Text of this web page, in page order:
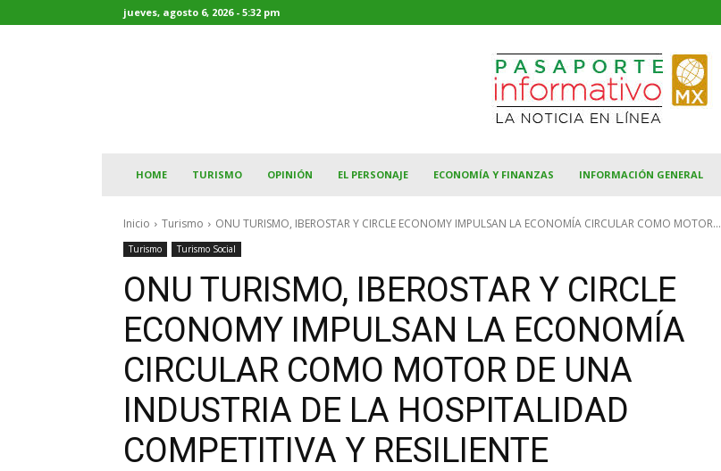
jueves, agosto 6, 2026 - 5:32 pm
HOME TURISMO OPINIÓN EL PERSONAJE ECONOMÍA Y FINANZAS INFORMACIÓN GENERAL
Inicio Turismo ONU TURISMO, IBEROSTAR Y CIRCLE ECONOMY IMPULSAN LA ECONOMÍA CIRCULAR COMO MOTOR...
Turismo Turismo Social
ONU TURISMO, IBEROSTAR Y CIRCLE
ECONOMY IMPULSAN LA ECONOMÍA
CIRCULAR COMO MOTOR DE UNA
INDUSTRIA DE LA HOSPITALIDAD
COMPETITIVA Y RESILIENTE